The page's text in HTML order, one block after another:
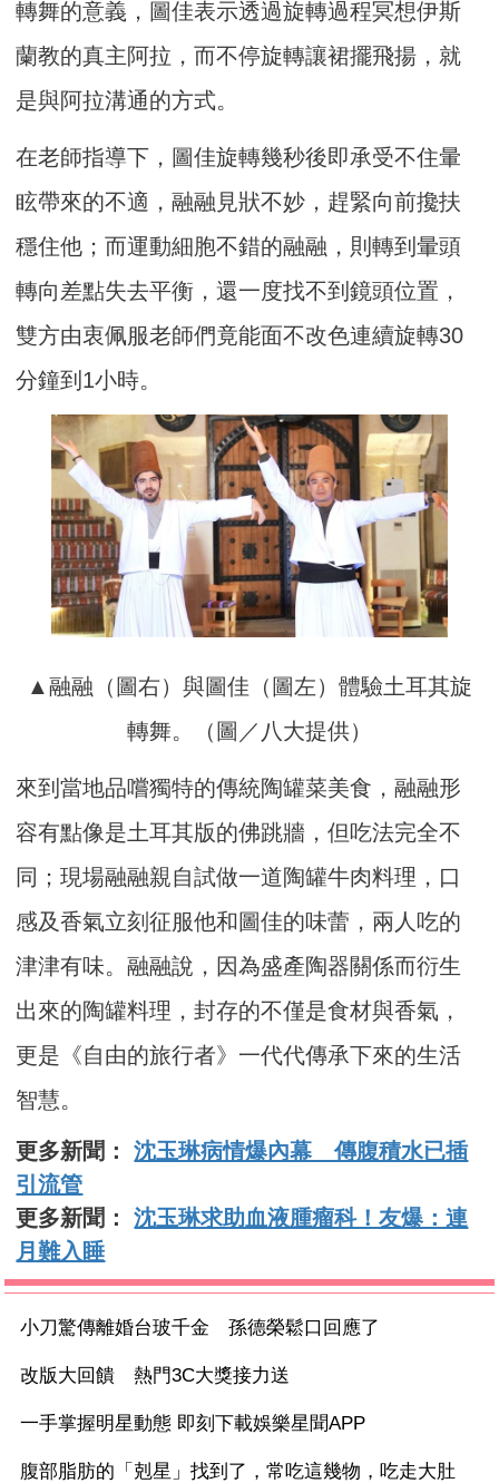
轉舞的意義，圖佳表示透過旋轉過程冥想伊斯
蘭教的真主阿拉，而不停旋轉讓裙擺飛揚，就
是與阿拉溝通的方式。
在老師指導下，圖佳旋轉幾秒後即承受不住暈
眩帶來的不適，融融見狀不妙，趕緊向前攙扶
穩住他；而運動細胞不錯的融融，則轉到暈頭
轉向差點失去平衡，還一度找不到鏡頭位置，
雙方由衷佩服老師們竟能面不改色連續旋轉30
分鐘到1小時。
▲融融（圖右）與圖佳（圖左）體驗土耳其旋
轉舞。（圖／八大提供）
來到當地品嚐獨特的傳統陶罐菜美食，融融形
容有點像是土耳其版的佛跳牆，但吃法完全不
同；現場融融親自試做一道陶罐牛肉料理，口
感及香氣立刻征服他和圖佳的味蕾，兩人吃的
津津有味。融融說，因為盛產陶器關係而衍生
出來的陶罐料理，封存的不僅是食材與香氣，
更是《自由的旅行者》一代代傳承下來的生活
智慧。
更多新聞：沈玉琳病情爆內幕 傳腹積水已插
引流管
更多新聞：沈玉琳求助血液腫瘤科！友爆：連
月難入睡
小刀驚傳離婚台玻千金 孫德榮鬆口回應了
改版大回饋 熱門3C大獎接力送
一手掌握明星動態 即刻下載娛樂星聞APP
腹部脂肪的「剋星」找到了，常吃這幾物，吃走大肚